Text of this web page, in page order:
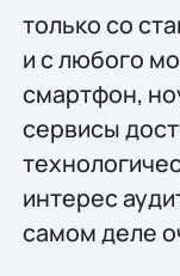
только со
и с любого
смартфон,
сервисы
интерес
самом деле